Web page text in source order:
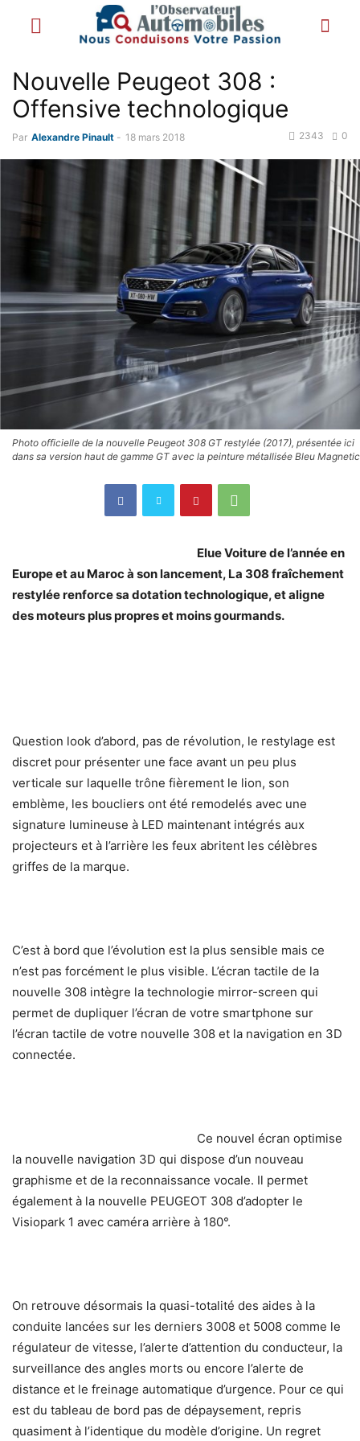
Nouvelle Peugeot 308 :
Offensive technologique
Par Alexandre Pinault - 18 mars 2018 0
2343
Photo officielle de la nouvelle Peugeot 308 GT restylée (2017), présentée ici
dans sa version haut de gamme GT avec la peinture métallisée Bleu Magnetic
Elue Voiture de l’année en
Europe et au Maroc à son lancement, La 308 fraîchement
restylée renforce sa dotation technologique, et aligne
des moteurs plus propres et moins gourmands.
Question look d’abord, pas de révolution, le restylage est
discret pour présenter une face avant un peu plus
verticale sur laquelle trône fièrement le lion, son
emblème, les boucliers ont été remodelés avec une
signature lumineuse à LED maintenant intégrés aux
projecteurs et à l’arrière les feux abritent les célèbres
griffes de la marque.
C’est à bord que l’évolution est la plus sensible mais ce
n’est pas forcément le plus visible. L’écran tactile de la
nouvelle 308 intègre la technologie mirror-screen qui
permet de dupliquer l’écran de votre smartphone sur
l’écran tactile de votre nouvelle 308 et la navigation en 3D
connectée.
Ce nouvel écran optimise
la nouvelle navigation 3D qui dispose d’un nouveau
graphisme et de la reconnaissance vocale. Il permet
également à la nouvelle PEUGEOT 308 d’adopter le
Visiopark 1 avec caméra arrière à 180°.
On retrouve désormais la quasi-totalité des aides à la
conduite lancées sur les derniers 3008 et 5008 comme le
régulateur de vitesse, l’alerte d’attention du conducteur, la
surveillance des angles morts ou encore l’alerte de
distance et le freinage automatique d’urgence. Pour ce qui
est du tableau de bord pas de dépaysement, repris
quasiment à l’identique du modèle d’origine. Un regret